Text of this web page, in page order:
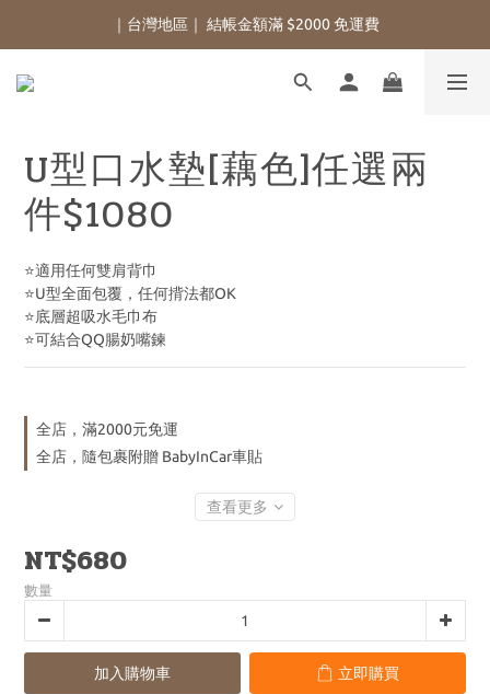
｜台灣地區｜ 結帳金額滿 $2000 免運費
U型口水墊[藕色]任選兩
件$1080
⭐適用任何雙肩背巾
⭐U型全面包覆，任何揹法都OK
⭐底層超吸水毛巾布
⭐可結合QQ腸奶嘴鍊
全店，滿2000元免運
全店，隨包裹附贈 BabyInCar車貼
查看更多
NT$680
數量
加入購物車 立即購買